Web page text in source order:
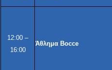
12:00 –
16:00
Άθλημα Bocce